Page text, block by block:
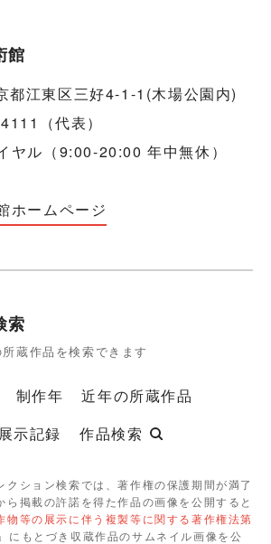
館
都江東区三好4-1-1(木場公園内)
（代表）
ヤル（9:00-20:00 年中無休）
ホームページ
索
蔵作品を検索できます
制作年
近年の所蔵作品
展示記録 作品検索
クション検索では、著作権の保護期間が満了
ら掲載の許諾を得た作品の画像を公開すると
物等の展示に伴う複製等に関する著作権法第
」にもとづき収蔵作品のサムネイル画像を公